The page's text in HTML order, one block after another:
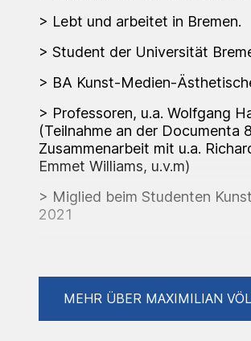
> Lebt und arbeitet in Bremen.
> Student der Universität
> BA Kunst-Medien-
> Professoren, u.a. Wolfgang
(Teilnahme an der Documenta
Zusammenarbeit mit u.a.
Emmet Williams, u.v.m)
> Miglied beim Studenten
2021
Selected Exhibitions:
MEHR ÜBER MAXIMILIAN